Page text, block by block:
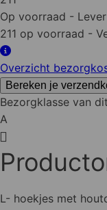
met
schroef
aantal
Op voorraad -
211 op voorraad -
Overzicht
Bereken je
Bezorgklasse van
A
L- hoekjes met